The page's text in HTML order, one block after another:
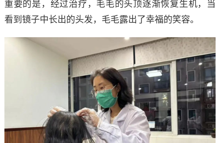
重要的是，经过治疗，毛毛的头顶逐渐恢复生机，当
看到镜子中长出的头发，毛毛露出了幸福的笑容。